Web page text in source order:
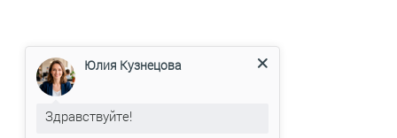
Юлия Кузнецова
Здравствуйте!